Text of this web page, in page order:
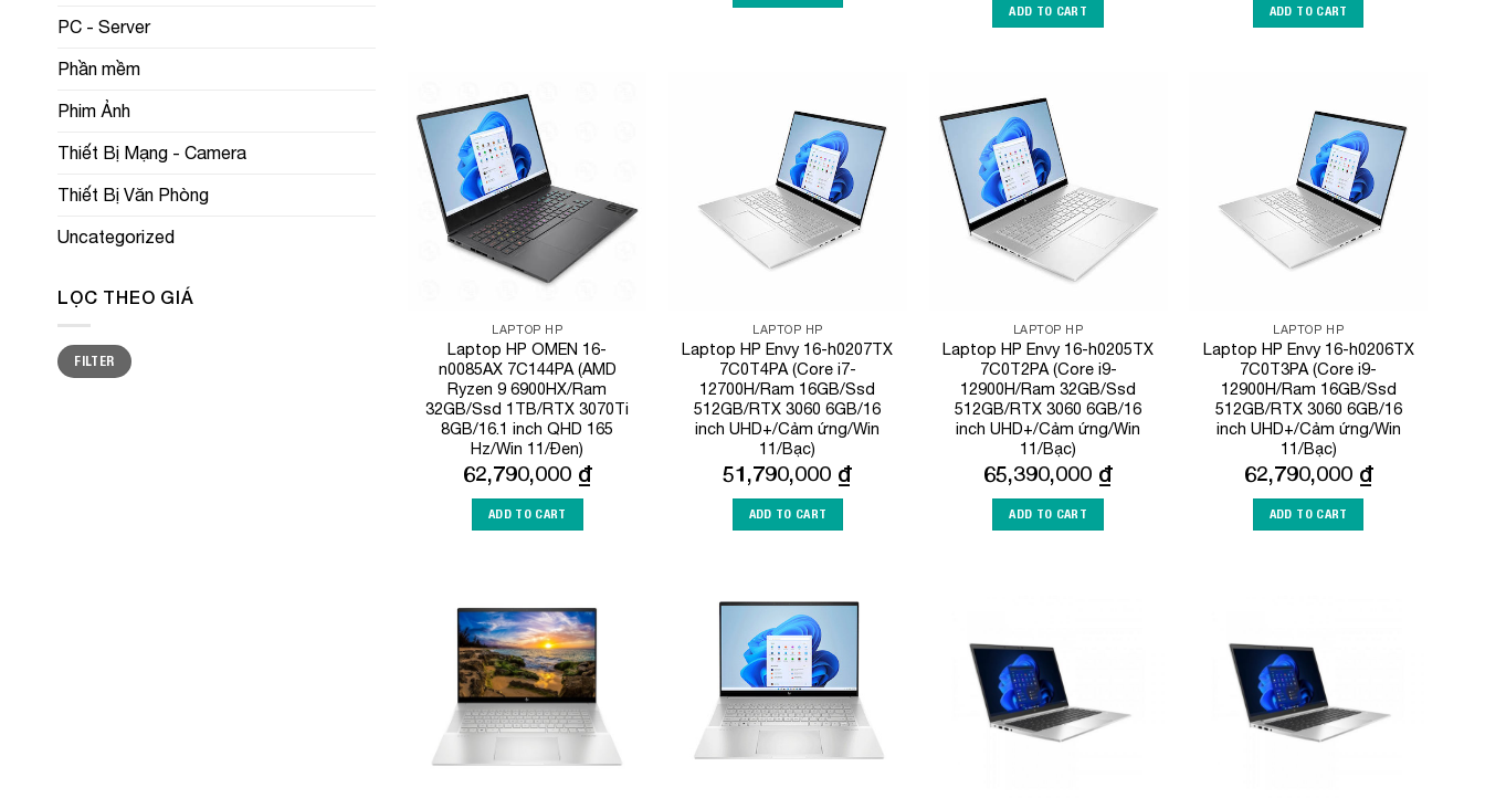
PC - Server
Phần mềm
Phim Ảnh
Thiết Bị Mạng - Camera
Thiết Bị Văn Phòng
Uncategorized
LỌC THEO GIÁ
Min
price
Max
priceFILTER
ADD TO CART ADD TO CART
LAPTOP HP
Laptop HP OMEN 16-
n0085AX 7C144PA (AMD
Ryzen 9 6900HX/Ram
32GB/Ssd 1TB/RTX 3070Ti
8GB/16.1 inch QHD 165
Hz/Win 11/Đen)
62,790,000 ₫
ADD TO CART
Add to
Wishlist
LAPTOP HP
Laptop HP Envy 16-h0207TX
7C0T4PA (Core i7-
12700H/Ram 16GB/Ssd
512GB/RTX 3060 6GB/16
inch UHD+/Cảm ứng/Win
11/Bạc)
51,790,000 ₫
ADD TO CART
LAPTOP HP
Laptop HP Envy 16-h0205TX
7C0T2PA (Core i9-
12900H/Ram 32GB/Ssd
512GB/RTX 3060 6GB/16
inch UHD+/Cảm ứng/Win
11/Bạc)
65,390,000 ₫
ADD TO CART
Add to
Wishlist
LAPTOP HP
Laptop HP Envy 16-h0206TX
7C0T3PA (Core i9-
12900H/Ram 16GB/Ssd
512GB/RTX 3060 6GB/16
inch UHD+/Cảm ứng/Win
11/Bạc)
62,790,000 ₫
ADD TO CART
Add to
Wishlist